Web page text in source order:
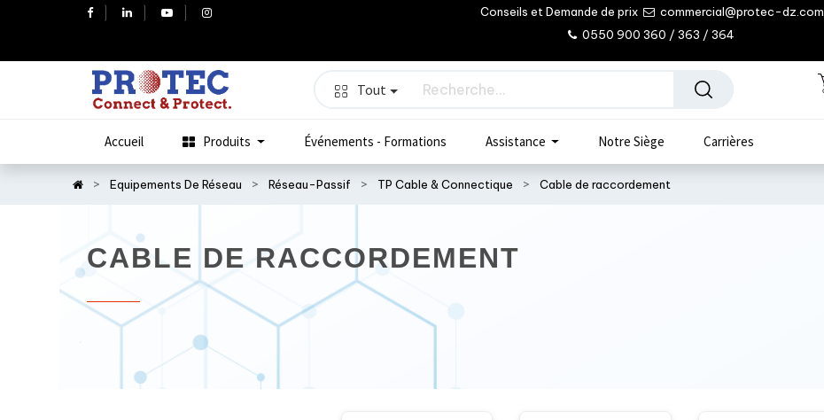
Conseils et Demande de prix
commercial@protec-dz.com
0550 900 360 / 363 / 364
Tout
Accueil Produits Événements - Formations Assistance Notre Siège Carrières
Equipements De Réseau Réseau-Passif TP Cable & Connectique Cable de raccordement
CABLE DE RACCORDEMENT